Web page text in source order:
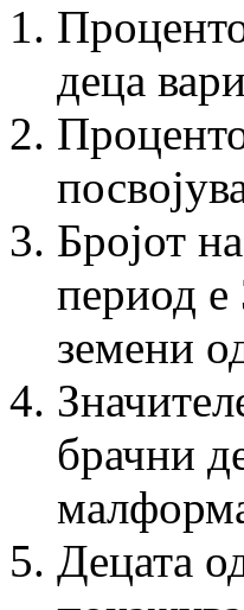
деца
Бројот
период
земени
брачни
Децата